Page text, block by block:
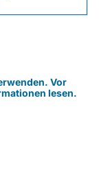
Vor
lesen.